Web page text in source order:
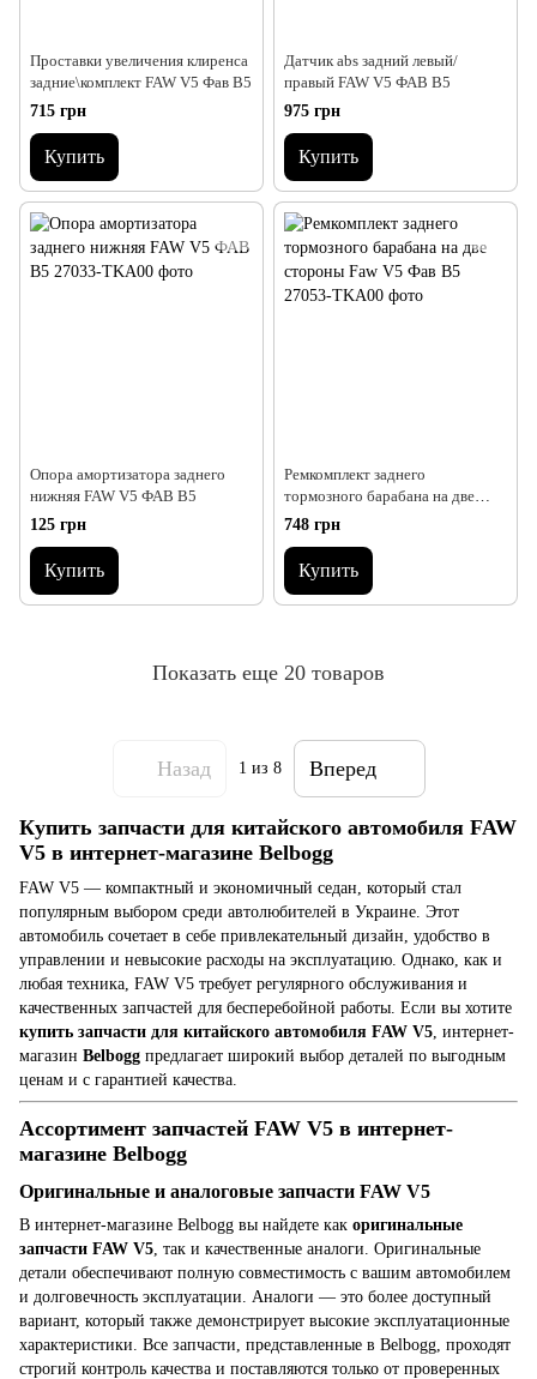
Проставки увеличения клиренса
задние\комплект FAW V5 Фав В5
715 грн
Купить
Датчик abs задний левый/
правый FAW V5 ФАВ В5
975 грн
Купить
Опора амортизатора заднего
нижняя FAW V5 ФАВ В5
125 грн
Купить
Ремкомплект заднего
тормозного барабана на две
стороны Faw V5 Фав В5
748 грн
Купить
Показать еще 20 товаров
Назад 1 из 8 Вперед
Купить запчасти для китайского автомобиля FAW
V5 в интернет-магазине Belbogg
FAW V5 — компактный и экономичный седан, который стал
популярным выбором среди автолюбителей в Украине. Этот
автомобиль сочетает в себе привлекательный дизайн, удобство в
управлении и невысокие расходы на эксплуатацию. Однако, как и
любая техника, FAW V5 требует регулярного обслуживания и
качественных запчастей для бесперебойной работы. Если вы хотите
купить запчасти для китайского автомобиля FAW V5 , интернет-
магазин Belbogg предлагает широкий выбор деталей по выгодным
ценам и с гарантией качества.
Ассортимент запчастей FAW V5 в интернет-
магазине Belbogg
Оригинальные и аналоговые запчасти FAW V5
В интернет-магазине Belbogg вы найдете как оригинальные
запчасти FAW V5 , так и качественные аналоги. Оригинальные
детали обеспечивают полную совместимость с вашим автомобилем
и долговечность эксплуатации. Аналоги — это более доступный
вариант, который также демонстрирует высокие эксплуатационные
характеристики. Все запчасти, представленные в Belbogg, проходят
строгий контроль качества и поставляются только от проверенных